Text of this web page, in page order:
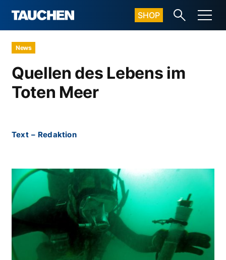
SHOP
News
Quellen des Lebens im
Toten Meer
Text – Redaktion